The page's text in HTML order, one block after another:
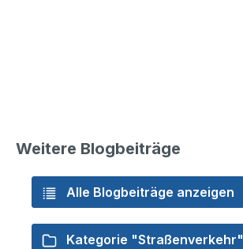
Weitere Blogbeiträge
Alle Blogbeiträge anzeigen
Kategorie "Straßenverkehr"